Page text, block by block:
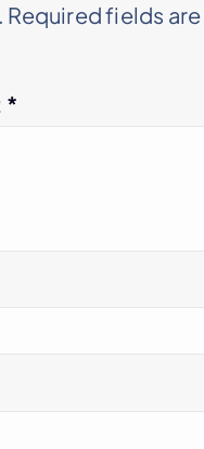
Required fields are
*